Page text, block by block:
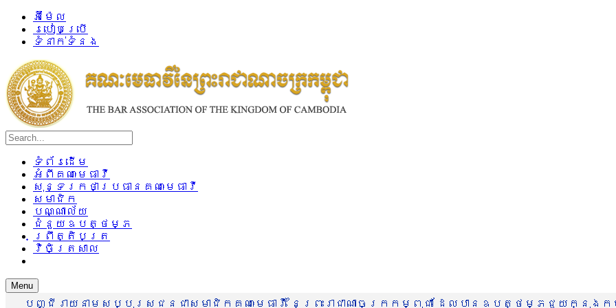
អ៊ីម៉ែល
របៀបប្រើ
ទំនាក់ទំនង
ទំព័រដើម
អំពីគណៈមេធាវី
សុន្ទរកថាប្រធានគណៈមេធាវី
សមាជិក
បណ្ណាល័យ
ជំនួយឧបត្ថម្ភ
ព្រឹត្តិបត្រ
វិចិត្រសាល
Menu
បញ្ជីរាយនាមសប្បុរសជនជាសមាជិកគណៈមេធាវី នៃព្រះរាជាណាចក្រកម្ពុជា ដែលបានឧបត្ថម្ភជួយក្នុង